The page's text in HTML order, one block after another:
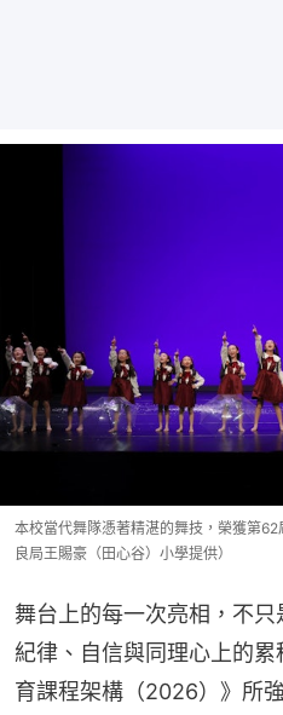
本校當代舞隊憑著精湛的舞技，榮獲第
良局王賜豪（田心谷）小學提供）
舞台上的每一次亮相，不
紀律、自信與同理心上的
育課程架構（2026）》所